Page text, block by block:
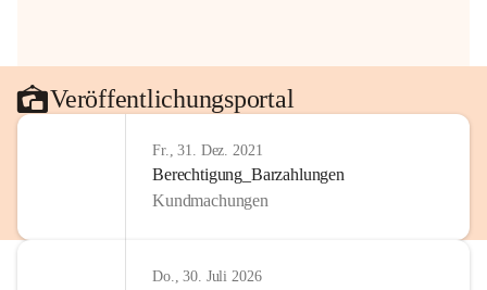
Veröffentlichungsportal
Fr., 31. Dez. 2021
Berechtigung_Barzahlungen
Kundmachungen
Do., 30. Juli 2026